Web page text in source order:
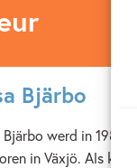
Bjärbo
werd in 1980
in Växjö. Als kind